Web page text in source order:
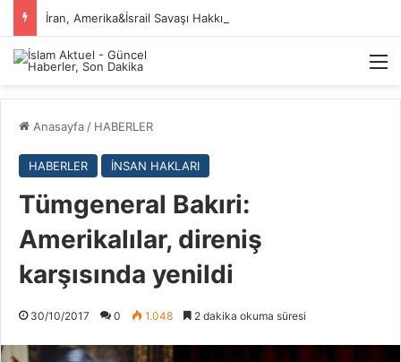
İran, Amerika&İsrail Savaşı Hakkında
Anasayfa / HABERLER
HABERLER İNSAN HAKLARI
Tümgeneral Bakıri:
Amerikalılar, direniş
karşısında yenildi
30/10/2017 0 1.048 2 dakika okuma süresi